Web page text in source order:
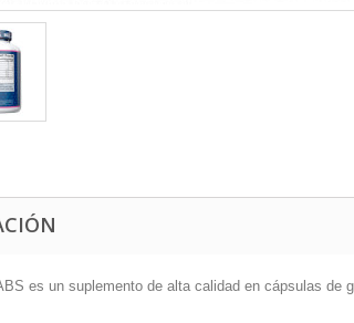
es un suplemento de alta calidad en cápsulas